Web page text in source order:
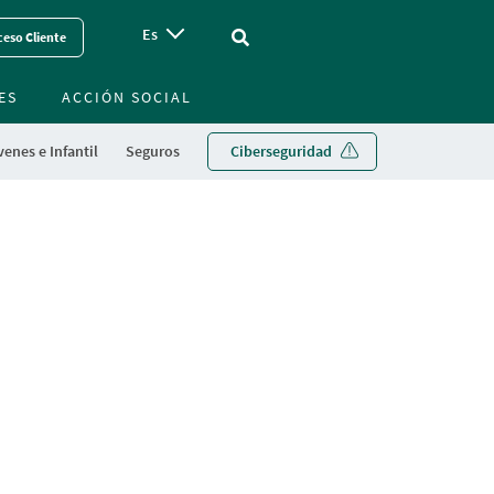
Cliente Es Vinculo - Buscar en la web
e Infantil Seguros Ciberseguridad
ACCIÓN SOCIAL